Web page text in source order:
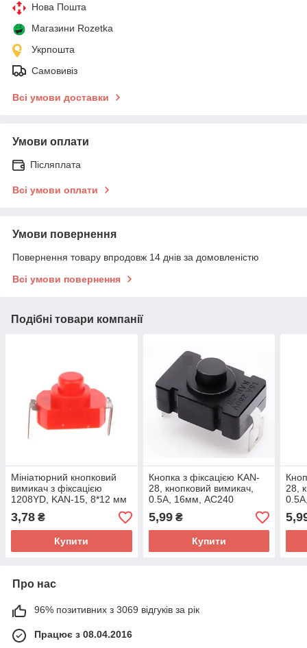
Нова Пошта
Магазини Rozetka
Укрпошта
Самовивіз
Всі умови доставки
Умови оплати
Післяплата
Всі умови оплати
Умови повернення
Повернення товару впродовж 14 днів за домовленістю
Всі умови повернення
Подібні товари компанії
Мініатюрний кнопковий
вимикач з фіксацією
1208YD, KAN-15, 8*12 мм
- червоний
3,78 ₴
Купити
Кнопка з фіксацією KAN-
28, кнопковий вимикач,
0.5А, 16мм, AC240
5,99₴
Купити
28,
Про нас
96% позитивних з 3069 відгуків за рік
Працює з 08.04.2016